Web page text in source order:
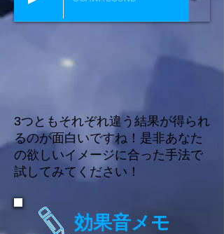
3つともそれぞれ違う結果が得られ
るのが面白いですね！是非あなた
の欲しいイメージに合った手法で
試してみてください！
効果音メモ